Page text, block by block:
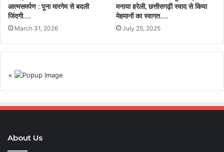
आत्मसमर्पण : पूना मारगेम से बदली
जिंदगी….
March 31, 2026
मनाया हरेली, छत्तीसगढ़ी स्वाद से किया
मेहमानों का स्वागत….
July 25, 2025
×
About Us